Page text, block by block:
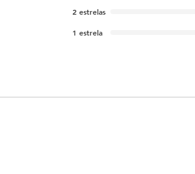
2 estrelas
1 estrela